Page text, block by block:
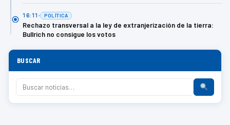
16:11 POLÍTICA
Rechazo transversal a la ley de extranjerización de la tierra:
Bullrich no consigue los votos
BUSCAR